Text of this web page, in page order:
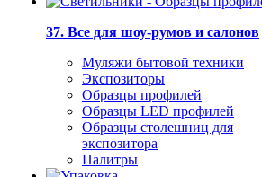
37. Все для шоу-румов и салонов
Муляжи бытовой техники
Экспозиторы
Образцы профилей
Образцы LED профилей
Образцы столешниц для
экспозитора
Палитры